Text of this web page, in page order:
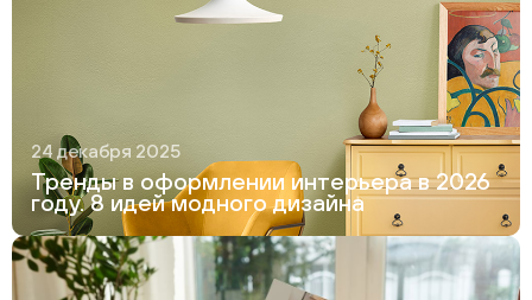
24 декабря 2025
Тренды в оформлении интерьера в 2026
году. 8 идей модного дизайна